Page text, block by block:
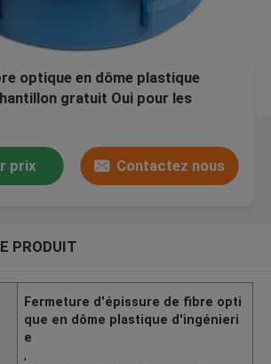
optique en dôme plastique
gratuit Oui pour les
prix Contactez nous
PRODUIT
Fermeture d'épissure de fibre opti
que en dôme plastique d'ingénieri
e
,